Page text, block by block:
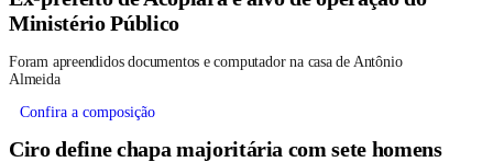
Ministério Público
Foram apreendidos documentos e computador na casa de Antônio
Almeida
Confira a composição
Ciro define chapa majoritária com sete homens